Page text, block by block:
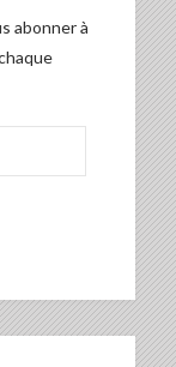
abonner à